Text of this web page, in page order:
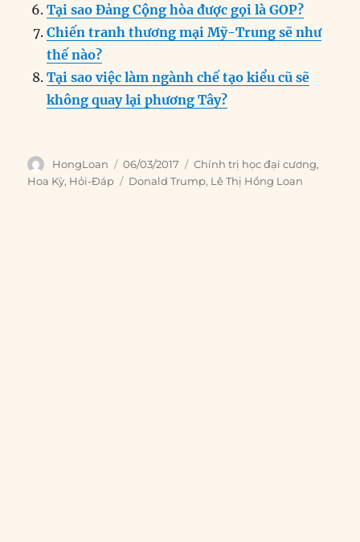
Tại sao Đảng Cộng hòa được gọi là GOP?
Chiến tranh thương mại Mỹ-Trung sẽ như
thế nào?
Tại sao việc làm ngành chế tạo kiểu cũ sẽ
không quay lại phương Tây?
Author
HongLoan
Posted
on
06/03/2017 Categories
Chính trị học đại cương,
Hoa Kỳ, Hỏi-Đáp Tags
Donald Trump, Lê Thị Hồng Loan